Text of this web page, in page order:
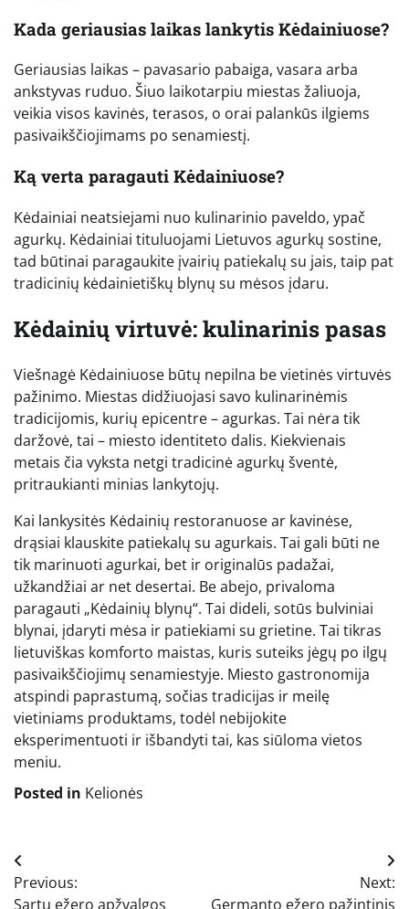
Kada geriausias laikas lankytis Kėdainiuose?
Geriausias laikas – pavasario pabaiga, vasara arba
ankstyvas ruduo. Šiuo laikotarpiu miestas žaliuoja,
veikia visos kavinės, terasos, o orai palankūs ilgiems
pasivaikščiojimams po senamiestį.
Ką verta paragauti Kėdainiuose?
Kėdainiai neatsiejami nuo kulinarinio paveldo, ypač
agurkų. Kėdainiai tituluojami Lietuvos agurkų sostine,
tad būtinai paragaukite įvairių patiekalų su jais, taip pat
tradicinių kėdainietiškų blynų su mėsos įdaru.
Kėdainių virtuvė: kulinarinis pasas
Viešnagė Kėdainiuose būtų nepilna be vietinės virtuvės
pažinimo. Miestas didžiuojasi savo kulinarinėmis
tradicijomis, kurių epicentre – agurkas. Tai nėra tik
daržovė, tai – miesto identiteto dalis. Kiekvienais
metais čia vyksta netgi tradicinė agurkų šventė,
pritraukianti minias lankytojų.
Kai lankysitės Kėdainių restoranuose ar kavinėse,
drąsiai klauskite patiekalų su agurkais. Tai gali būti ne
tik marinuoti agurkai, bet ir originalūs padažai,
užkandžiai ar net desertai. Be abejo, privaloma
paragauti „Kėdainių blynų“. Tai dideli, sotūs bulviniai
blynai, įdaryti mėsa ir patiekiami su grietine. Tai tikras
lietuviškas komforto maistas, kuris suteiks jėgų po ilgų
pasivaikščiojimų senamiestyje. Miesto gastronomija
atspindi paprastumą, sočias tradicijas ir meilę
vietiniams produktams, todėl nebijokite
eksperimentuoti ir išbandyti tai, kas siūloma vietos
meniu.
Posted in Kelionės
Navigacija
tarp
Previous:
Sartų ežero apžvalgos
Next:
Germanto ežero pažintinis